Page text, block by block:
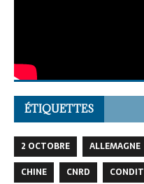
ÉTIQUETTES
2 OCTOBRE ALLEMAGNE
CHINE
CNRD